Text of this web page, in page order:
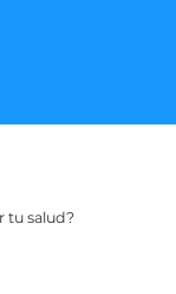
tu salud?